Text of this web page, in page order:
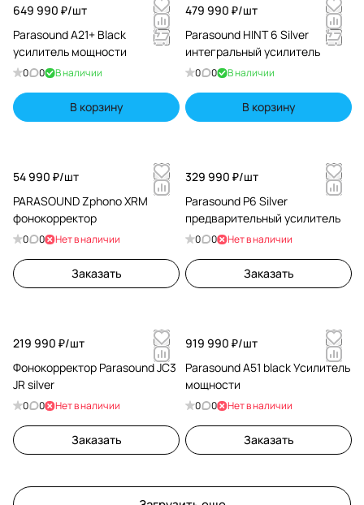
649 990 ₽/шт
Parasound A21+ Black
усилитель мощности
0 0 В наличии
В корзину
479 990 ₽/шт
Parasound HINT 6 Silver
интегральный усилитель
0 0 В наличии
В корзину
54 990 ₽/шт
PARASOUND Zphono XRM
фонокорректор
0 0 Нет в наличии
Заказать
329 990 ₽/шт
Parasound P6 Silver
предварительный усилитель
0 0 Нет в наличии
Заказать
219 990 ₽/шт
Фонокорректор Parasound JC3
JR silver
0 0 Нет в наличии
Заказать
919 990 ₽/шт
Parasound A51 black Усилитель
мощности
0 0 Нет в наличии
Заказать